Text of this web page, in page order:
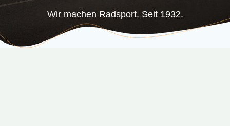
Wir machen Radsport. Seit 1932.